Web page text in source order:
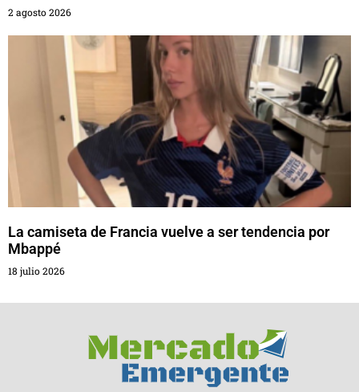
2 agosto 2026
La camiseta de Francia vuelve a ser tendencia por
Mbappé
18 julio 2026